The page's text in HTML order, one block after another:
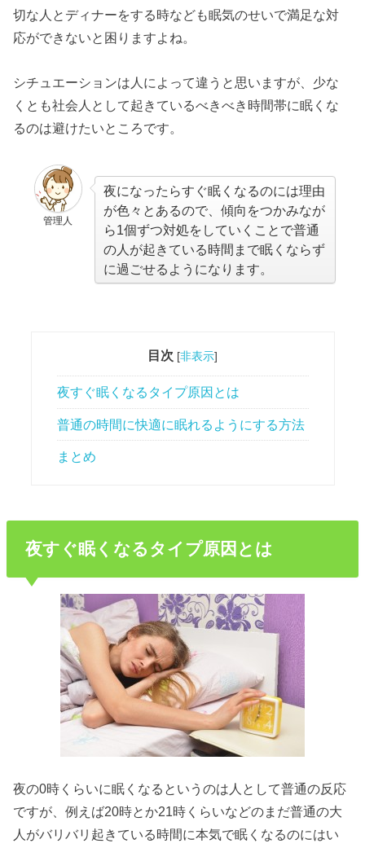
切な人とディナーをする時なども眠気のせいで満足な対
応ができないと困りますよね。
シチュエーションは人によって違うと思いますが、少な
くとも社会人として起きているべきべき時間帯に眠くな
るのは避けたいところです。
管理人
夜になったらすぐ眠くなるのには理由
が色々とあるので、傾向をつかみなが
ら1個ずつ対処をしていくことで普通
の人が起きている時間まで眠くならず
に過ごせるようになります。
目次 [非表示]
夜すぐ眠くなるタイプ原因とは
普通の時間に快適に眠れるようにする方法
まとめ
夜すぐ眠くなるタイプ原因とは
夜の0時くらいに眠くなるというのは人として普通の反応
ですが、例えば20時とか21時くらいなどのまだ普通の大
人がバリバリ起きている時間に本気で眠くなるのにはい